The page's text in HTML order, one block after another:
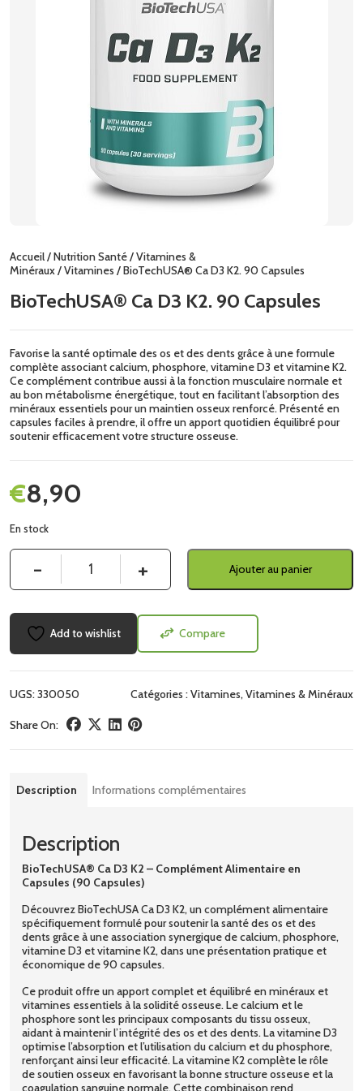
Accueil/Nutrition Santé/Vitamines &
Minéraux/Vitamines / BioTechUSA® Ca D3 K2. 90 Capsules
BioTechUSA® Ca D3 K2. 90 Capsules
Favorise la santé optimale des os et des dents grâce à une formule
complète associant calcium, phosphore, vitamine D3 et vitamine K2.
Ce complément contribue aussi à la fonction musculaire normale et
au bon métabolisme énergétique, tout en facilitant l’absorption des
minéraux essentiels pour un maintien osseux renforcé. Présenté en
capsules faciles à prendre, il offre un apport quotidien équilibré pour
soutenir efficacement votre structure osseuse.
8,90
€
En stock
Ajouter au panier
Add to wishlist Compare
UGS:330050 Catégories :Vitamines, Vitamines & Minéraux
Share On:
Description Informations complémentaires
Description
BioTechUSA® Ca D3 K2 – Complément Alimentaire en
Capsules (90 Capsules)
Découvrez BioTechUSA Ca D3 K2, un complément alimentaire
spécifiquement formulé pour soutenir la santé des os et des
dents grâce à une association synergique de calcium, phosphore,
vitamine D3 et vitamine K2, dans une présentation pratique et
économique de 90 capsules.
Ce produit offre un apport complet et équilibré en minéraux et
vitamines essentiels à la solidité osseuse. Le calcium et le
phosphore sont les principaux composants du tissu osseux,
aidant à maintenir l’intégrité des os et des dents. La vitamine D3
optimise l’absorption et l’utilisation du calcium et du phosphore,
renforçant ainsi leur efficacité. La vitamine K2 complète le rôle
de soutien osseux en favorisant la bonne structure osseuse et la
coagulation sanguine normale. Cette combinaison rend